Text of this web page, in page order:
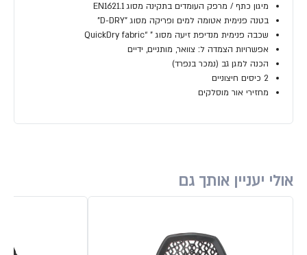
מיגון כתף / מרפק העומדים בתקינה מסוג EN1621.1
בטנה פנימית אטומה למים ופריקה מסוג "D-DRY"
שכבה פנימית מנדיפת זיעה מסוג " “QuickDry fabric
אפשרויות הצמדה ל: צוואר, מותניים, ידיים
הכנה למגן גב (נמכר בנפרד)
2 כיסים חיצוניים
מחזירי אור מוסלקים
אולי יעניין אותך גם